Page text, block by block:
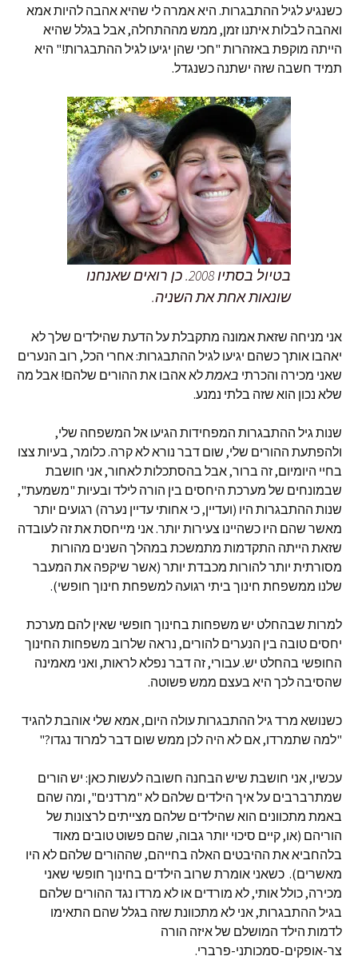
כשנגיע לגיל ההתבגרות. היא אמרה לי שהיא אהבה להיות אמא
ואהבה לבלות איתנו זמן, ממש מההתחלה, אבל בגלל שהיא
הייתה מוקפת באזהרות "חכי שהן יגיעו לגיל ההתבגרות!" היא
תמיד חשבה שזה ישתנה כשנגדל.
בטיול בסתיו 2008. כן רואים שאנחנו
שונאות אחת את השניה.
אני מניחה שזאת אמונה מתקבלת על הדעת שהילדים שלך לא
יאהבו אותך כשהם יגיעו לגיל ההתבגרות: אחרי הכל, רוב הנערים
שאני מכירה והכרתי באמתלא אהבו את ההורים שלהם! אבל מה
שלא נכון הוא שזה בלתי נמנע.
שנות גיל ההתבגרות המפחידות הגיעו אל המשפחה שלי,
ולהפתעת ההורים שלי, שום דבר נורא לא קרה. כלומר, בעיות צצו
בחיי היומיום, זה ברור, אבל בהסתכלות לאחור, אני חושבת
שבמונחים של מערכת היחסים בין הורה לילד ובעיות "משמעת",
שנות ההתבגרות היו (ועדיין, כי אחותי עדיין נערה) רגועים יותר
מאשר שהם היו כשהיינו צעירות יותר. אני מייחסת את זה לעובדה
שזאת הייתה התקדמות מתמשכת במהלך השנים מהורות
מסורתית יותר להורות מכבדת יותר (אשר שיקפה את המעבר
שלנו ממשפחת חינוך ביתי רגועה למשפחת חינוך חופשי).
למרות שבהחלט יש משפחות בחינוך חופשי שאין להם מערכת
יחסים טובה בין הנערים להורים, נראה שלרוב משפחות החינוך
החופשי בהחלט יש. עבורי, זה דבר נפלא לראות, ואני מאמינה
שהסיבה לכך היא בעצם ממש פשוטה.
כשנושא מרד גיל ההתבגרות עולה היום, אמא שלי אוהבת להגיד
"למה שתמרדו, אם לא היה לכן ממש שום דבר למרוד נגדו?"
עכשיו, אני חושבת שיש הבחנה חשובה לעשות כאן: יש הורים
שמתרברבים על איך הילדים שלהם לא "מרדנים", ומה שהם
באמת מתכוונים הוא שהילדים שלהם מצייתים לרצונות של
הוריהם (או, קיים סיכוי יותר גבוה, שהם פשוט טובים מאוד
בלהחביא את ההיבטים האלה בחייהם, שההורים שלהם לא היו
מאשרים). כשאני אומרת שרוב הילדים בחינוך חופשי שאני
מכירה, כולל אותי, לא מורדים או לא מרדו נגד ההורים שלהם
בגיל ההתבגרות, אני לא מתכוונת שזה בגלל שהם התאימו
לדמות הילד המושלם של איזה הורה
צר-אופקים-סמכותני-פרברי.